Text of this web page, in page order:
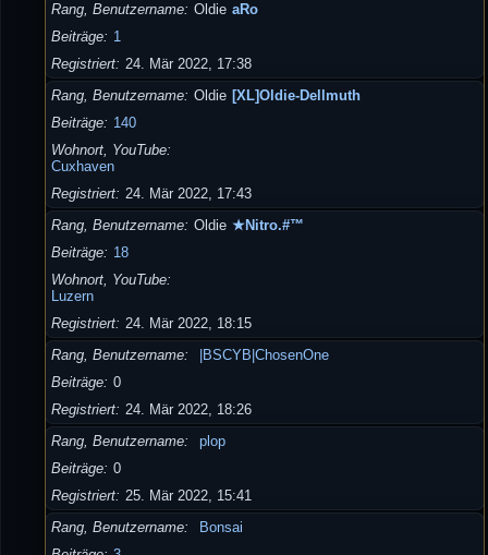
Rang, Benutzername Oldie aRo
Beiträge
1
Registriert 24. Mär 2022, 17:38
Rang, Benutzername Oldie [XL]Oldie-Dellmuth
Beiträge
140
Wohnort, YouTube
Cuxhaven
Registriert 24. Mär 2022, 17:43
Rang, Benutzername Oldie ★Nitro.#™
Beiträge
18
Wohnort, YouTube
Luzern
Registriert 24. Mär 2022, 18:15
Rang, Benutzername
|BSCYB|ChosenOne
Beiträge 0
Registriert 24. Mär 2022, 18:26
Rang, Benutzername
plop
Beiträge 0
Registriert 25. Mär 2022, 15:41
Rang, Benutzername
Bonsai